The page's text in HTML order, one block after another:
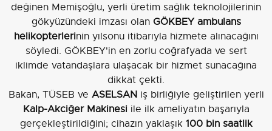
değinen Memişoğlu, yerli üretim sağlık teknolojilerinin
gökyüzündeki imzası olan GÖKBEY ambulans
helikopterlerinin yılsonu itibarıyla hizmete alınacağını
söyledi. GÖKBEY'in en zorlu coğrafyada ve sert
iklimde vatandaşlara ulaşacak bir hizmet sunacağına
dikkat çekti.
Bakan, TÜSEB ve ASELSANiş birliğiyle geliştirilen yerli
Kalp-Akciğer Makinesiile ilk ameliyatın başarıyla
gerçekleştirildiğini; cihazın yaklaşık 100 bin saatlik